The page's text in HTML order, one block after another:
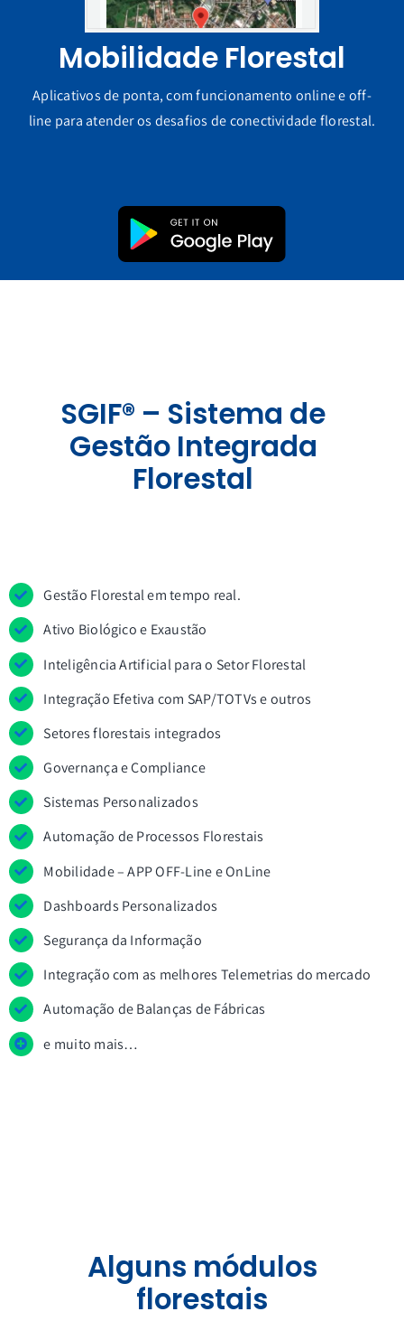
Mobilidade Florestal
Aplicativos de ponta, com funcionamento online e off-
line para atender os desafios de conectividade florestal.
SGIF® – Sistema de
Gestão Integrada
Florestal
Gestão Florestal em tempo real.
Ativo Biológico e Exaustão
Inteligência Artificial para o Setor Florestal
Integração Efetiva com SAP/TOTVs e outros
Setores florestais integrados
Governança e Compliance
Sistemas Personalizados
Automação de Processos Florestais
Mobilidade – APP OFF-Line e OnLine
Dashboards Personalizados
Segurança da Informação
Integração com as melhores Telemetrias do mercado
Automação de Balanças de Fábricas
e muito mais…
Alguns módulos
florestais